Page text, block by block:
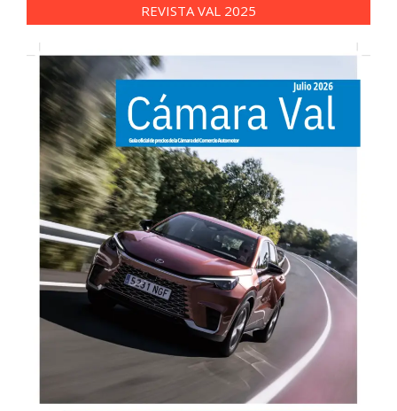
REVISTA VAL 2025